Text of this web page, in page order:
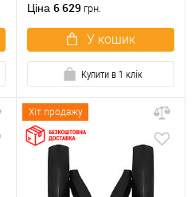
Ціна 6 629 грн.
У кошик
Купити в 1 клік
Хіт продажу